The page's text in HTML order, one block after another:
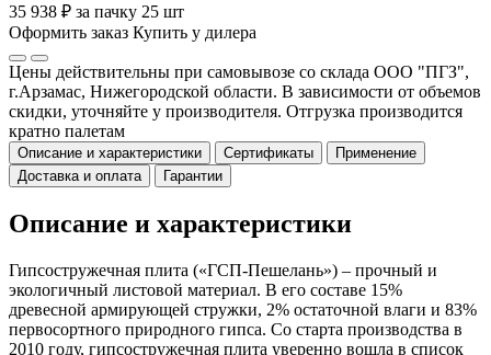
35 938 ₽ за пачку 25 шт
Оформить заказ Купить у дилера
Цены действительны при самовывозе со склада ООО "ПГЗ",
г.Арзамас, Нижегородской области. В зависимости от объемов
скидки, уточняйте у производителя. Отгрузка производится
кратно палетам
Описание и характеристики Сертификаты
Применение
Доставка и оплата
Гарантии
Описание и характеристики
Гипсостружечная плита («ГСП-Пешелань») – прочный и
экологичный листовой материал. В его составе 15%
древесной армирующей стружки, 2% остаточной влаги и 83%
первосортного природного гипса. Со старта производства в
2010 году, гипсостружечная плита уверенно вошла в список